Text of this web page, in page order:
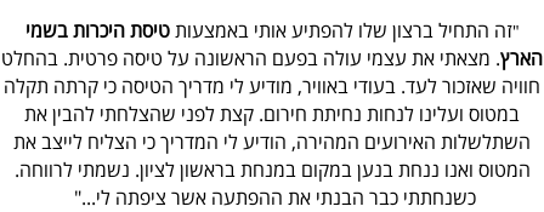
"זה התחיל ברצון שלו להפתיע אותי באמצעותטיסת היכרות בשמי
הארץ. מצאתי את עצמי עולה בפעם הראשונה על טיסה פרטית. בהחלט
חוויה שאזכור לעד. בעודי באוויר, מודיע לי מדריך הטיסה כי קרתה תקלה
במטוס ועלינו לנחות נחיתת חירום. קצת לפני שהצלחתי להבין את
השתלשלות האירועים המהירה, הודיע לי המדריך כי הצליח לייצב את
המטוס ואנו ננחת בנען במקום במנחת בראשון לציון. נשמתי לרווחה.
כשנחתתי כבר הבנתי את ההפתעה אשר ציפתה לי..."